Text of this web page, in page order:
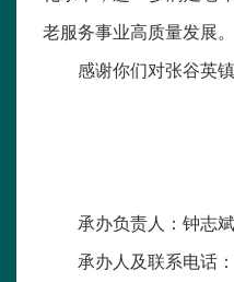
老服务事业高质量发展。
感谢你们对张谷英镇
承办负责人：钟志斌
承办人及联系电话